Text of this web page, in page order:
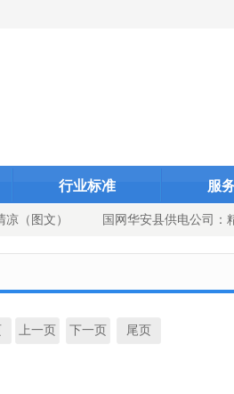
行业标准 服
（图文） 国网华安县供电公司：
上一页 下一页 尾页